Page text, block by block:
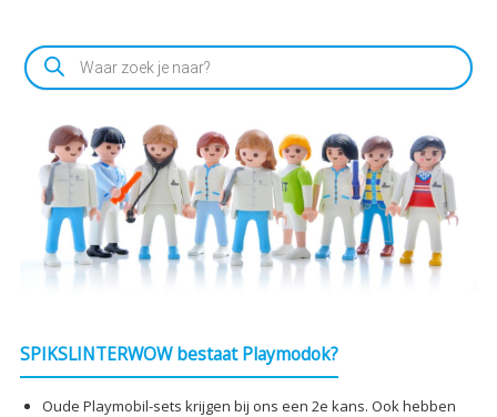
Producten
zoeken
SPIKSLINTERWOW bestaat Playmodok?
Oude Playmobil-sets krijgen bij ons een 2e kans. Ook hebben